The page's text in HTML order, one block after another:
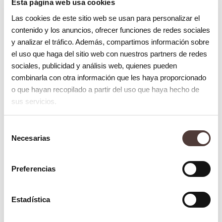
Esta página web usa cookies
Las cookies de este sitio web se usan para personalizar el
contenido y los anuncios, ofrecer funciones de redes sociales
y analizar el tráfico. Además, compartimos información sobre
el uso que haga del sitio web con nuestros partners de redes
sociales, publicidad y análisis web, quienes pueden
combinarla con otra información que les haya proporcionado
o que hayan recopilado a partir del uso que haya hecho de
sus servicios.
Necesarias
Preferencias
Estadística
Podemos contar con que algún amigo o familiar
cercano nos acompañe, ya que esto refuerza la
decisión y ayuda a la distracción cuando hay que
esperar.
Se aconseja que la clínica y el propio odontólogo
sean conscientes de ese miedo, pues principalmente
ayudaran a tranquilizar al paciente y tratarán de
esa ansiedad o ese miedo, siempre nos quedará la